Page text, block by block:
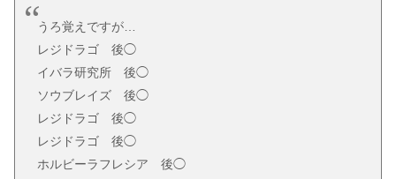
うろ覚えですが…
レジドラゴ 後◯
イバラ研究所 後◯
ソウブレイズ 後◯
レジドラゴ 後◯
レジドラゴ 後◯
ホルビーラフレシア 後◯